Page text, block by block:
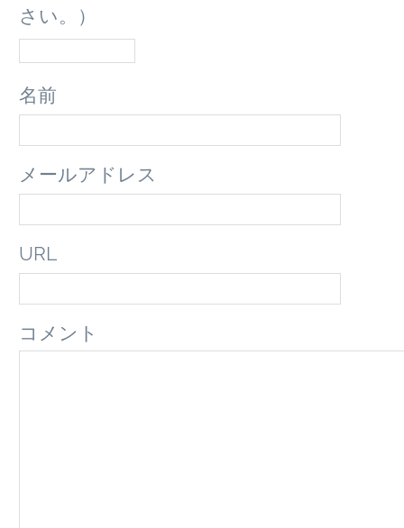
さい。）
名前
メールアドレス
URL
コメント